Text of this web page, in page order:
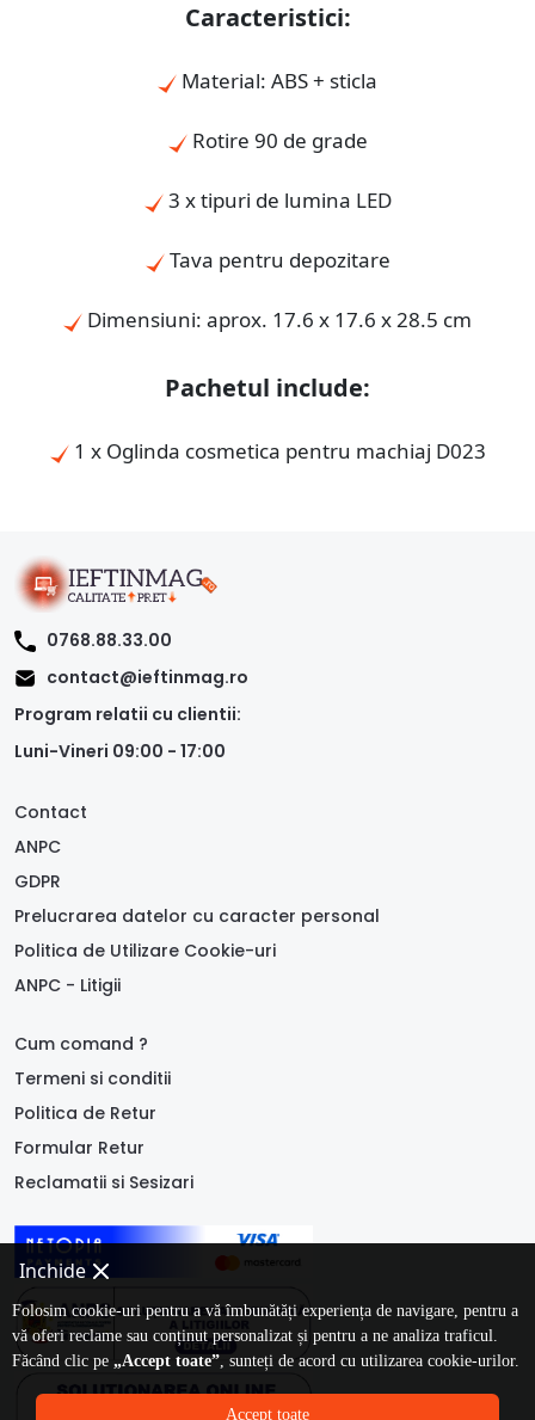
Caracteristici:
Material: ABS + sticla
Rotire 90 de grade
3 x tipuri de lumina LED
Tava pentru depozitare
Dimensiuni: aprox. 17.6 x 17.6 x 28.5 cm
Pachetul include:
1 x Oglinda cosmetica pentru machiaj D023
0768.88.33.00
contact@ieftinmag.ro
Program relatii cu clientii:
Luni-Vineri 09:00 - 17:00
Contact
ANPC
GDPR
Prelucrarea datelor cu caracter personal
Politica de Utilizare Cookie-uri
ANPC - Litigii
Cum comand ?
Termeni si conditii
Politica de Retur
Formular Retur
Reclamatii si Sesizari
Inchide
Folosim cookie-uri pentru a vă îmbunătăți experiența de navigare, pentru a
vă oferi reclame sau conținut personalizat și pentru a ne analiza traficul.
Făcând clic pe „Accept toate”, sunteți de acord cu utilizarea cookie-urilor.
Accept toate